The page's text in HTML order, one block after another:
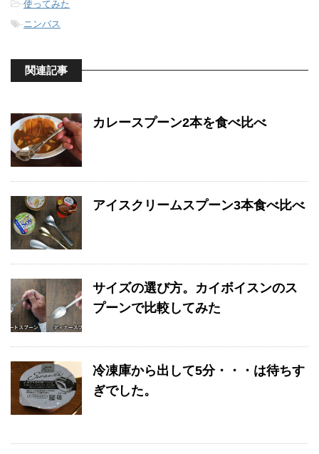
-使ってみた
-ニンバス
関連記事
カレースプーン2本を食べ比べ
アイスクリームスプーン3本食べ比べ
サイズの選び方。カイボイスンのス
プーンで比較してみた
冷凍庫から出して5分・・・は待ちす
ぎでした。